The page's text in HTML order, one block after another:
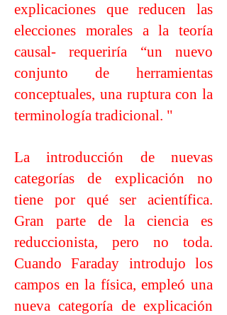
explicaciones que reducen las
elecciones morales a la teoría
causal- requeriría “un nuevo
conjunto de herramientas
conceptuales, una ruptura con la
terminología tradicional. "
La introducción de nuevas
categorías de explicación no
tiene por qué ser acientífica.
Gran parte de la ciencia es
reduccionista, pero no toda.
Cuando Faraday introdujo los
campos en la física, empleó una
nueva categoría de explicación